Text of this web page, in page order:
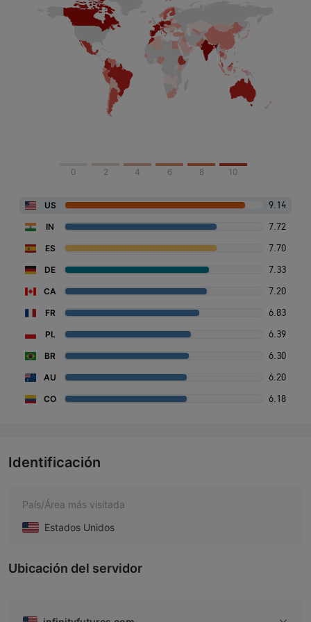
0 2 4 6 8 10
US 9.14
IN 7.72
ES 7.70
DE 7.33
CA 7.20
FR 6.83
PL 6.39
BR 6.30
AU 6.20
CO 6.18
Identificación
País/Área más visitada
Estados Unidos
Ubicación del servidor